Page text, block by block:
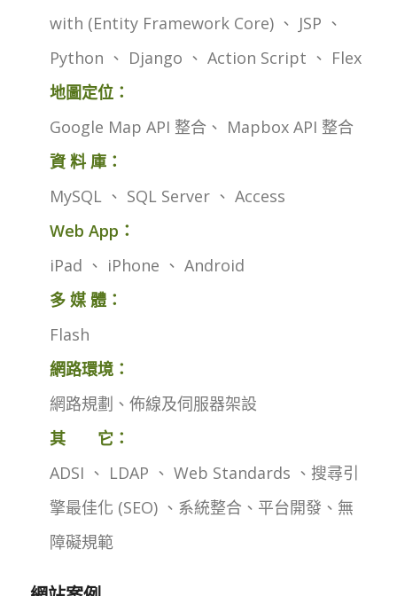
with (Entity Framework Core) 、 JSP 、
Python 、 Django 、 Action Script 、 Flex
地圖定位：
Google Map API 整合、 Mapbox API 整合
資 料 庫：
MySQL 、 SQL Server 、 Access
Web App：
iPad 、 iPhone 、 Android
多 媒 體：
Flash
網路環境：
網路規劃、佈線及伺服器架設
其 它：
ADSI 、 LDAP 、 Web Standards 、搜尋引
擎最佳化 (SEO) 、系統整合、平台開發、無
障礙規範